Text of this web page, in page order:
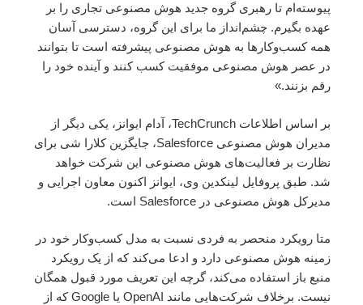
پیوسته‌ام تا رهبری گروه جدید هوش مصنوعی تجاری را بر
عهده بگیرم. چشم‌انداز ما برای این گروه، دسترسی آسان
همه کسب‌وکارها به هوش مصنوعی پیشرفته است تا بتوانند
در عصر هوش مصنوعی موفقیت کسب کنند و آینده خود را
رقم بزنند.»
بر اساس اطلاعات TechCrunch، آدام ایوانز، یکی دیگر از
مدیران هوش مصنوعی Salesforce، جایگزین کلارا شی برای
نظارت بر فعالیت‌های هوش مصنوعی این شرکت خواهد
شد. طبق پروفایل لینکدین وی، ایوانز اکنون معاون اجرایی و
مدیرکل هوش مصنوعی در Salesforce است.
متا رویکرد منحصر به فردی نسبت به مدل کسب‌وکار خود در
زمینه هوش مصنوعی دارد و ادعا می‌کند که از یک رویکرد
منبع باز استفاده می‌کند، گرچه این تعریف مورد قبول همگان
نیست. برخلاف شرکت‌هایی مانند OpenAI یا Google که از